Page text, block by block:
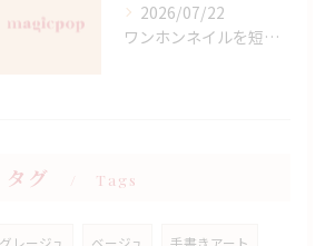
2026/07/22
ワンホンネイルを短時間で楽しむ愛知県名古屋市西区庄内通の最新施術方法とサロン選び
タグ Tags